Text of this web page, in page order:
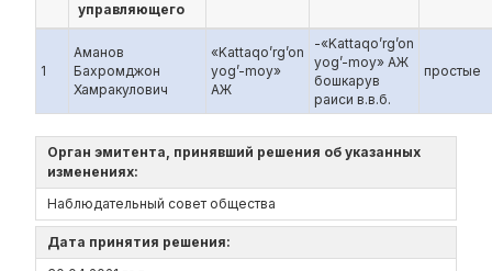
управляющего
1
Аманов
Бахромджон
Хамракулович
«Kattaqo’rg’on
yog’-moy»
АЖ
-«Kattaqo’rg’on
yog’-moy» АЖ
бошкарув
раиси в.в.б.
простые
Орган эмитента, принявший решения об указанных
изменениях:
Наблюдательный совет общества
Дата принятия решения: